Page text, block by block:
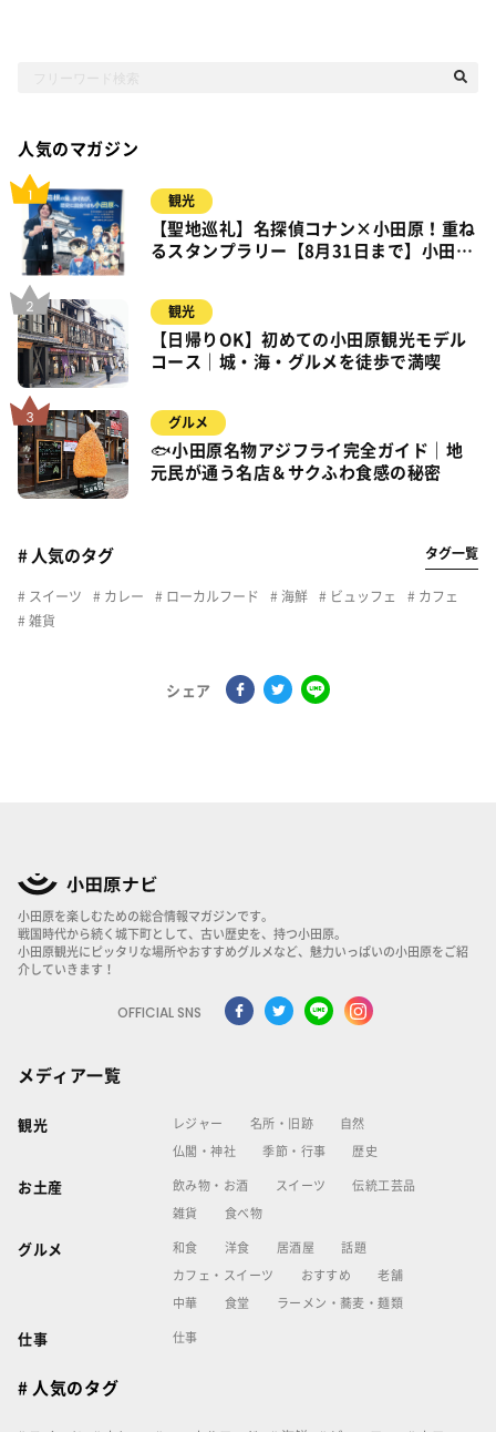
人気のマガジン
観光
【聖地巡礼】名探偵コナン×小田原！重ね
るスタンプラリー【8月31日まで】小田
観光
【日帰りOK】初めての小田原観光モデル
コース｜城・海・グルメを徒歩で満喫
グルメ
🐟小田原名物アジフライ完全ガイド｜地
元民が通う名店＆サクふわ食感の秘密
# 人気のタグ タグ一覧
スイーツ カレー ローカルフード 海鮮 ビュッフェ
カフェ
雑貨
シェア
小田原を楽しむための総合情報マガジンです。
戦国時代から続く城下町として、古い歴史を、持つ小田原。
小田原観光にピッタリな場所やおすすめグルメなど、魅力いっぱいの小田原をご紹
介していきます！
OFFICIAL SNS
メディア一覧
観光 レジャー 名所・旧跡 自然
仏閣・神社 季節・行事 歴史
お土産 飲み物・お酒 スイーツ 伝統工芸品
雑貨 食べ物
グルメ 和食 洋食 居酒屋 話題
カフェ・スイーツ おすすめ 老舗
中華 食堂 ラーメン・蕎麦・麺類
仕事 仕事
# 人気のタグ